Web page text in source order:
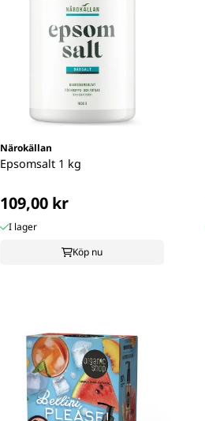
Närokällan
Epsomsalt 1 kg
109,00 kr
I lager
Köp nu